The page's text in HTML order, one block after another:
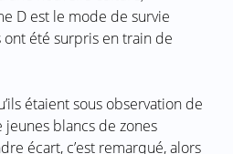
D est le mode de survie
ont été surpris en train de
étaient sous observation de
blancs de zones
écart, c’est remarqué, alors